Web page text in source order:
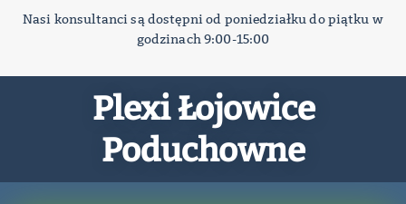
Nasi konsultanci są dostępni od poniedziałku do piątku w
godzinach 9:00-15:00
Plexi Łojowice
Poduchowne